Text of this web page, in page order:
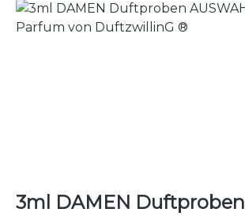
Bildergalerie überspringen
3ml DAMEN Duftproben